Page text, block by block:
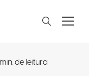
min. de leitura